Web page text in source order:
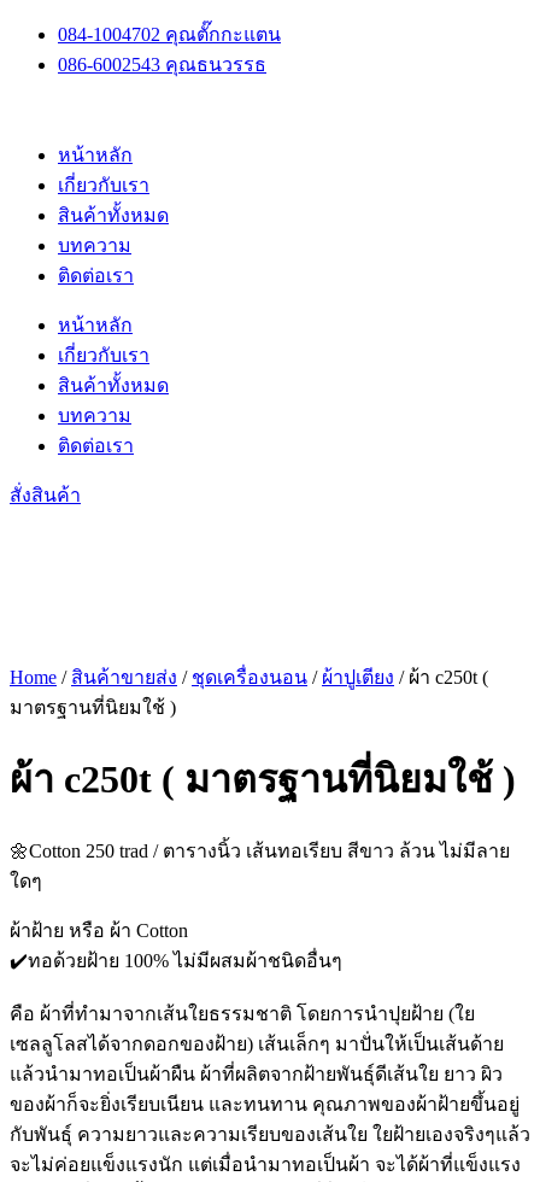
Skip
content
084-1004702 คุณตั๊กกะแตน
086-6002543 คุณธนวรรธ
หน้าหลัก
เกี่ยวกับเรา
สินค้าทั้งหมด
บทความ
ติดต่อเรา
หน้าหลัก
เกี่ยวกับเรา
สินค้าทั้งหมด
บทความ
ติดต่อเรา
สั่งสินค้า
Home / สินค้าขายส่ง / ชุดเครื่องนอน / ผ้าปูเตียง / ผ้า c250t (
มาตรฐานที่นิยมใช้ )
ผ้า c250t ( มาตรฐานที่นิยมใช้ )
🌼Cotton 250 trad / ตารางนิ้ว เส้นทอเรียบ สีขาว ล้วน ไม่มีลาย
ใดๆ
ผ้าฝ้าย หรือ ผ้า Cotton
✔️ทอด้วยฝ้าย 100% ไม่มีผสมผ้าชนิดอื่นๆ
คือ ผ้าที่ทำมาจากเส้นใยธรรมชาติ โดยการนำปุยฝ้าย (ใย
เซลลูโลสได้จากดอกของฝ้าย) เส้นเล็กๆ มาปั่นให้เป็นเส้นด้าย
แล้วนำมาทอเป็นผ้าผืน ผ้าที่ผลิตจากฝ้ายพันธุ์ดีเส้นใย ยาว ผิว
ของผ้าก็จะยิ่งเรียบเนียน และทนทาน คุณภาพของผ้าฝ้ายขึ้นอยู่
กับพันธุ์ ความยาวและความเรียบของเส้นใย ใยฝ้ายเองจริงๆแล้ว
จะไม่ค่อยแข็งแรงนัก แต่เมื่อนำมาทอเป็นผ้า จะได้ผ้าที่แข็งแรง